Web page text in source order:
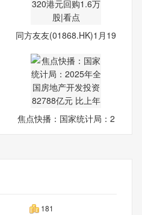
同方友友(01868.HK)1月19
焦点快播：国家统计局：2
181